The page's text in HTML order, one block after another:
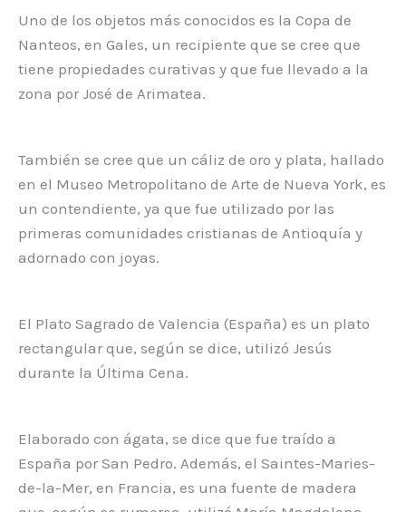
Uno de los objetos más conocidos es la Copa de
Nanteos, en Gales, un recipiente que se cree que
tiene propiedades curativas y que fue llevado a la
zona por José de Arimatea.
También se cree que un cáliz de oro y plata, hallado
en el Museo Metropolitano de Arte de Nueva York, es
un contendiente, ya que fue utilizado por las
primeras comunidades cristianas de Antioquía y
adornado con joyas.
El Plato Sagrado de Valencia (España) es un plato
rectangular que, según se dice, utilizó Jesús
durante la Última Cena.
Elaborado con ágata, se dice que fue traído a
España por San Pedro. Además, el Saintes-Maries-
de-la-Mer, en Francia, es una fuente de madera